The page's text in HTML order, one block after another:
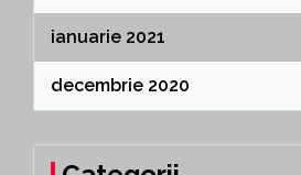
ianuarie 2021
decembrie 2020